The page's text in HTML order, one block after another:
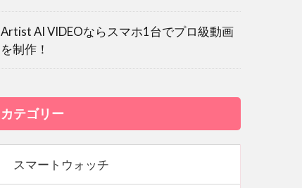
Artist AI VIDEOならスマホ1台でプロ級動画
を制作！
カテゴリー
スマートウォッチ